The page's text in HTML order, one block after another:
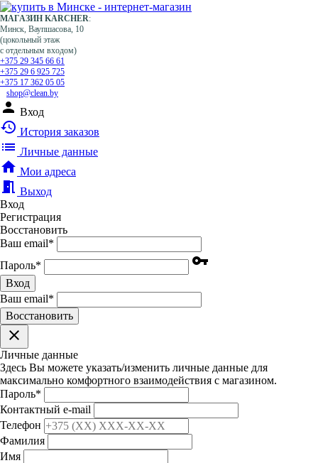
МАГАЗИН KARCHER:
Минск, Ваупшасова, 10
(цокольный этаж
с отдельным входом)
+375 29 345 66 61
+375 29 6 925 725
+375 17 362 05 05
shop@clean.by
person Вход
history История заказов
list Личные данные
home Мои адреса
meeting_room Выход
Вход
Регистрация
Восстановить
Ваш email*
Пароль* vpn_key
Вход
Ваш email*
Воcстановить
clear
Личные данные
Здесь Вы можете указать/изменить личные данные для
максимально комфортного взаимодействия с магазином.
Пароль*
Контактный e-mail
Телефон
Фамилия
Имя